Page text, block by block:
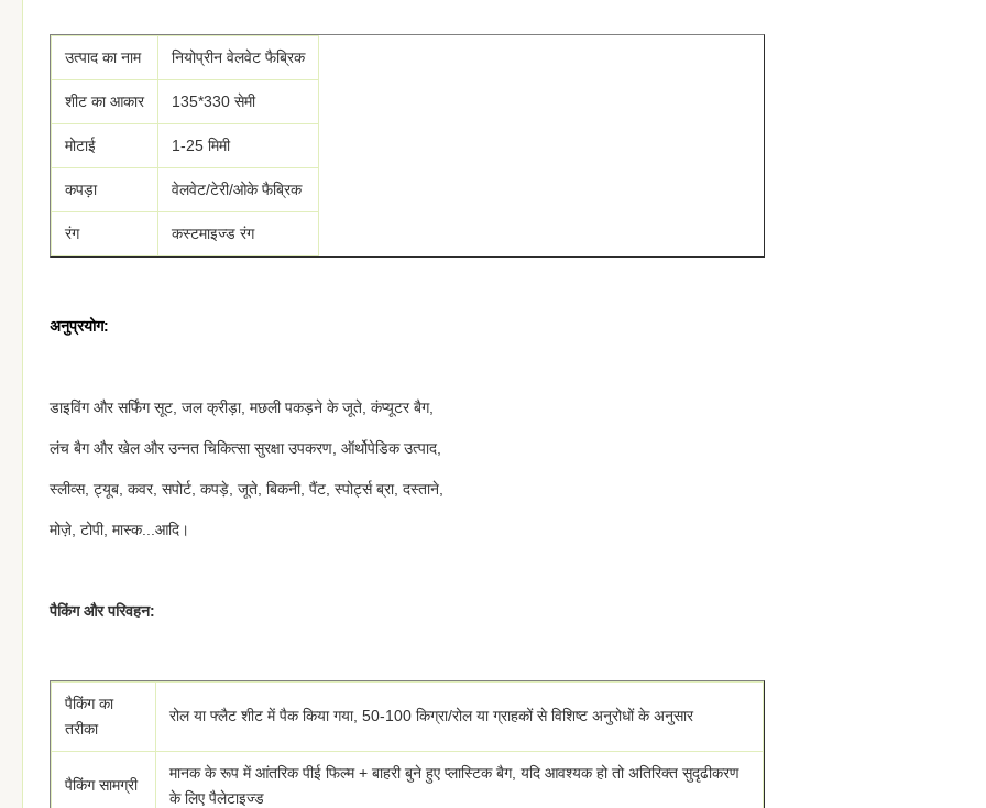
उत्पाद का नाम नियोप्रीन वेलवेट फैब्रिक
शीट का आकार 135*330 सेमी
मोटाई 1-25 मिमी
कपड़ा वेलवेट/टेरी/ओके फैब्रिक
रंग कस्टमाइज्ड रंग
अनुप्रयोग:
डाइविंग और सर्फिंग सूट, जल क्रीड़ा, मछली पकड़ने के जूते, कंप्यूटर बैग,
लंच बैग और खेल और उन्नत चिकित्सा सुरक्षा उपकरण, ऑर्थोपेडिक उत्पाद,
स्लीव्स, ट्यूब, कवर, सपोर्ट, कपड़े, जूते, बिकनी, पैंट, स्पोर्ट्स ब्रा, दस्ताने,
मोज़े, टोपी, मास्क...आदि।
पैकिंग और परिवहन:
पैकिंग का
तरीका
रोल या फ्लैट शीट में पैक किया गया, 50-100 किग्रा/रोल या ग्राहकों से विशिष्ट अनुरोधों के अनुसार
पैकिंग सामग्री
मानक के रूप में आंतरिक पीई फिल्म + बाहरी बुने हुए प्लास्टिक बैग, यदि आवश्यक हो तो अतिरिक्त सुदृढीकरण
के लिए पैलेटाइज्ड